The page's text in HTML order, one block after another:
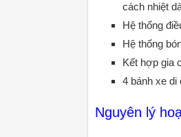
cách nhiệt
Hệ thống
Hệ thống
Kết hợp gia
4 bánh xe
Nguyên lý